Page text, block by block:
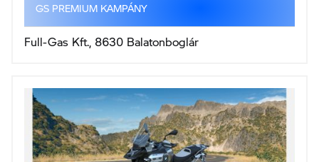
GS PREMIUM KAMPÁNY
Full-Gas Kft., 8630 Balatonboglár